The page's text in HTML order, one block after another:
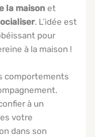
la maison et
. L’idée est
pour
à la maison !
comportements
à un
votre
dans son